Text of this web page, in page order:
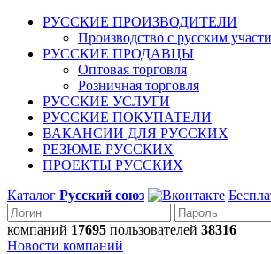
РУССКИЕ ПРОИЗВОДИТЕЛИ
Производство с русским
РУССКИЕ ПРОДАВЦЫ
Оптовая торговля
Розничная торговля
РУССКИЕ УСЛУГИ
РУССКИЕ ПОКУПАТЕЛИ
ВАКАНСИИ ДЛЯ РУССКИХ
РЕЗЮМЕ РУССКИХ
ПРОЕКТЫ РУССКИХ
Каталог Русский союз
компаний 17695 пользователей 38316
Новости компаний